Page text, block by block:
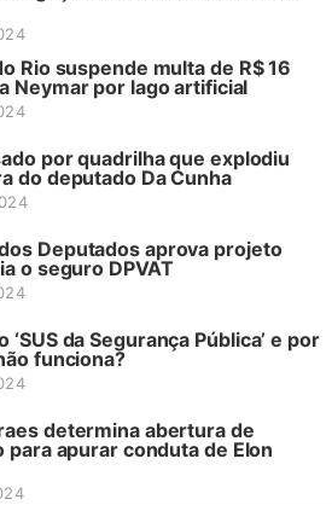
Rio suspende multa de R$ 16
Neymar por lago artificial
por quadrilha que explodiu
do deputado Da Cunha
Deputados aprova projeto
o seguro DPVAT
‘SUS da Segurança Pública’ e por
funciona?
determina abertura de
para apurar conduta de Elon